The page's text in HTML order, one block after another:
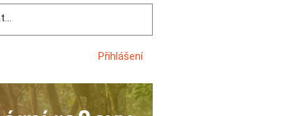
Přihlášení